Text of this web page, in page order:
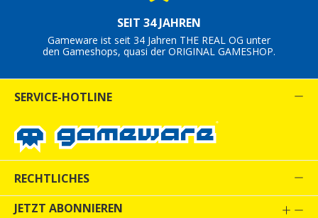
SEIT 34 JAHREN
Gameware ist seit 34 Jahren THE REAL OG unter
den Gameshops, quasi der ORIGINAL GAMESHOP.
SERVICE-HOTLINE
RECHTLICHES
JETZT ABONNIEREN